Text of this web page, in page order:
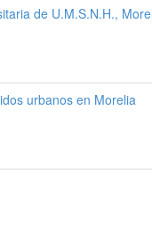
de U.M.S.N.H.,
urbanos en Morelia